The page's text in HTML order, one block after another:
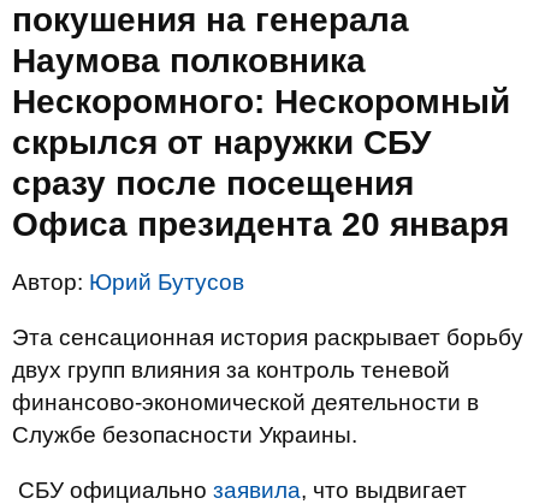
покушения на генерала
Наумова полковника
Нескоромного: Нескоромный
скрылся от наружки СБУ
сразу после посещения
Офиса президента 20 января
Автор: Юрий Бутусов
Эта сенсационная история раскрывает борьбу
двух групп влияния за контроль теневой
финансово-экономической деятельности в
Службе безопасности Украины.
СБУ официально заявила, что выдвигает